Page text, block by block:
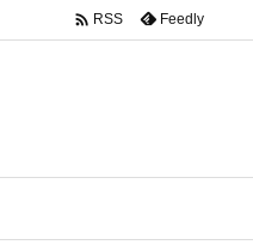
 RSS Feedly